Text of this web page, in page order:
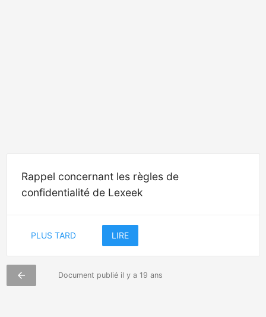
Rappel concernant les règles de
confidentialité de Lexeek
PLUS TARD LIRE
arrow_back Document publié il y a 19 ans